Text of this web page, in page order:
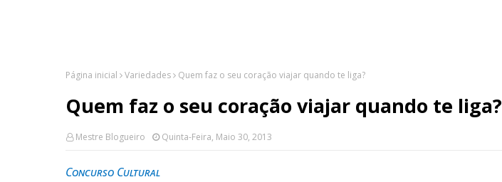
Página inicial Variedades Quem faz o seu coração viajar quando te liga?
Quem faz o seu coração viajar quando te liga?
Mestre Blogueiro Quinta-Feira, Maio 30, 2013
Concurso Cultural